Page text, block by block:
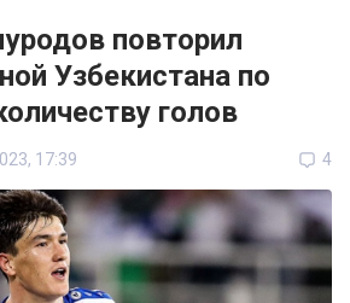
повторил
Узбекистана по
голов
17:39 4